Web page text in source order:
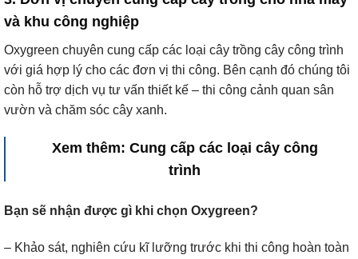
và khu công nghiệp
Oxygreen chuyên cung cấp các loại cây trồng cây công trình
với giá hợp lý cho các đơn vị thi công. Bên cạnh đó chúng tôi
còn hỗ trợ dịch vụ tư vấn thiết kế – thi công cảnh quan sân
vườn và chăm sóc cây xanh.
Xem thêm: Cung cấp các loại cây công
trình
Bạn sẽ nhận được gì khi chọn Oxygreen?
– Khảo sát, nghiên cứu kĩ lưỡng trước khi thi công hoàn toàn